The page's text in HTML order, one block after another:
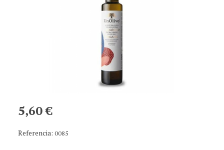
5,60 €
Referencia: 0085